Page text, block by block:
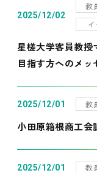
2025/12/02
教
星槎大学客員教授
目指す方へのメ
2025/12/01 教
小田原箱根商工会
2025/12/01 教